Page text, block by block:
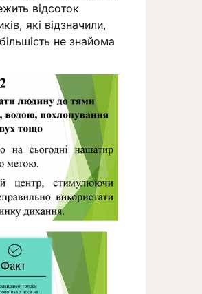
відсоток
які відзначили,
не знайома